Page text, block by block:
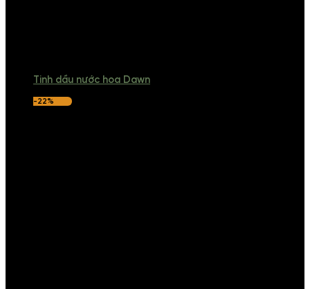
Tinh dầu nước hoa Dawn
-22%